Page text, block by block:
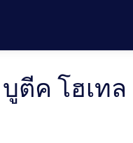
ตีค โฮเทล